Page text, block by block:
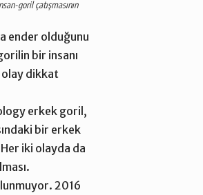
goril çatışmasının
ender olduğunu
bir insanı
dikkat
erkek goril,
bir erkek
iki olayda da
2016